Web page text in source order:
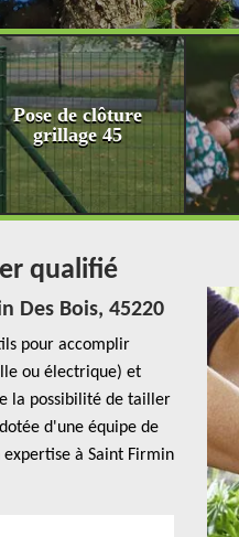
Pose de clôture
grillage 45
qualifié
Des Bois, 45220
pour accomplir
ou électrique) et
la possibilité de tailler
d'une équipe de
à Saint Firmin